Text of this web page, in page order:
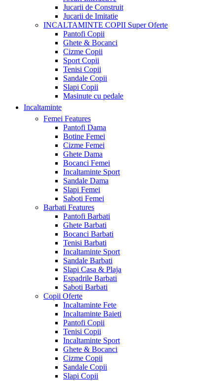
Jucarii de Construit
Jucarii de Imitatie
INCALTAMINTE COPII Super Oferte
Pantofi Copii
Ghete & Bocanci
Cizme Copii
Sport Copii
Tenisi Copii
Sandale Copii
Slapi Copii
Masinute cu pedale
Incaltaminte
Femei Features
Pantofi Dama
Botine Femei
Cizme Femei
Ghete Dama
Bocanci Femei
Incaltaminte Sport
Sandale Dama
Slapi Femei
Saboti Femei
Barbati Features
Pantofi Barbati
Ghete Barbati
Bocanci Barbati
Tenisi Barbati
Incaltaminte Sport
Sandale Barbati
Slapi Casa & Plaja
Espadrile Barbati
Saboti Barbati
Copii Oferte
Incaltaminte Fete
Incaltaminte Baieti
Pantofi Copii
Tenisi Copii
Incaltaminte Sport
Ghete & Bocanci
Cizme Copii
Sandale Copii
Slapi Copii